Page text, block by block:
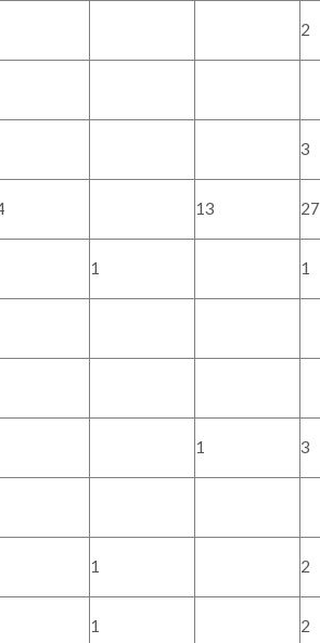
2
3
13 27
1 1
1 3
1 2
1 2